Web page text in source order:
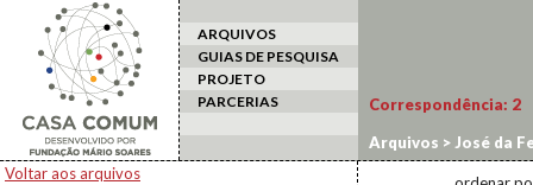
ARQUIVOS
GUIAS DE PESQUISA
PROJETO
PARCERIAS
Voltar aos arquivos
Correspondência: 2
Arquivos > José da